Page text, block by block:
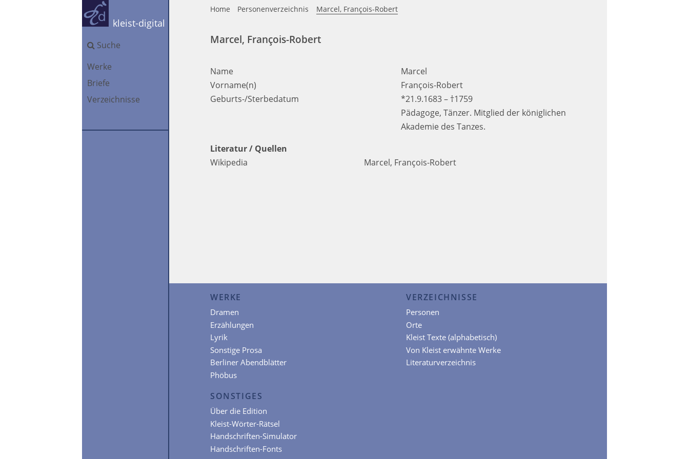
kleist-digital
Suche
Werke
Briefe
Verzeichnisse
Home Personenverzeichnis Marcel, François-Robert
Marcel, François-Robert
Name
Marcel
Vorname(n)
François-Robert
Geburts-/Sterbedatum
*21.9.1683 – †1759
Pädagoge, Tänzer. Mitglied der königlichen
Akademie des Tanzes.
Literatur / Quellen
Wikipedia
Marcel, François-Robert
WERKE
Dramen
Erzählungen
Lyrik
Sonstige Prosa
Berliner Abendblätter
Phöbus
VERZEICHNISSE
Personen
Orte
Kleist Texte (alphabetisch)
Von Kleist erwähnte Werke
Literaturverzeichnis
SONSTIGES
Über die Edition
Kleist-Wörter-Rätsel
Handschriften-Simulator
Handschriften-Fonts